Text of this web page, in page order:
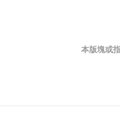
本版塊或